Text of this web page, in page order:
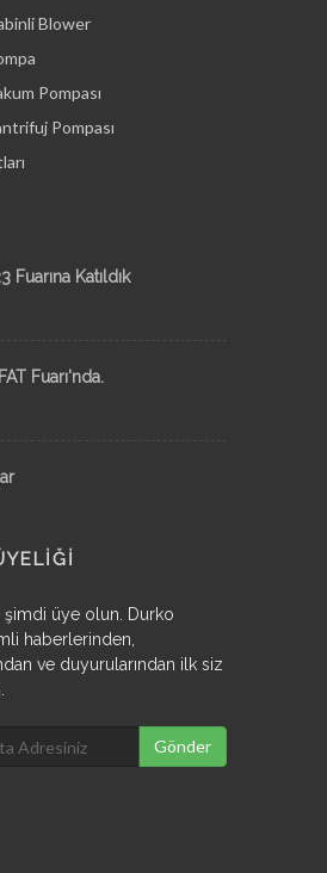
Blower
Pompası
Pompası
Fuarına Katıldık
Fuarı'nda.
şimdi üye olun. Durko
haberlerinden,
ve duyurularından ilk siz